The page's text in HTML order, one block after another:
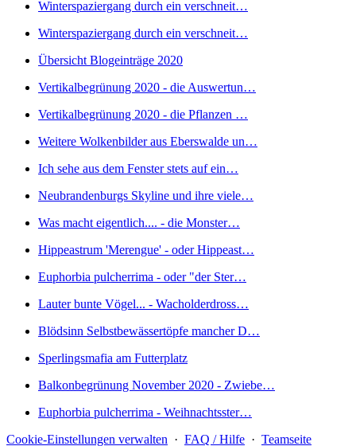
Winterspaziergang durch ein verschneit…
Winterspaziergang durch ein verschneit…
Übersicht Blogeinträge 2020
Vertikalbegrünung 2020 - die Auswertun…
Vertikalbegrünung 2020 - die Pflanzen …
Weitere Wolkenbilder aus Eberswalde un…
Ich sehe aus dem Fenster stets auf ein…
Neubrandenburgs Skyline und ihre viele…
Was macht eigentlich.... - die Monster…
Hippeastrum 'Merengue' - oder Hippeast…
Euphorbia pulcherrima - oder "der Ster…
Lauter bunte Vögel... - Wacholderdross…
Blödsinn Selbstbewässertöpfe mancher D…
Sperlingsmafia am Futterplatz
Balkonbegrünung November 2020 - Zwiebe…
Euphorbia pulcherrima - Weihnachtsster…
Cookie-Einstellungen verwalten · FAQ / Hilfe · Teamseite